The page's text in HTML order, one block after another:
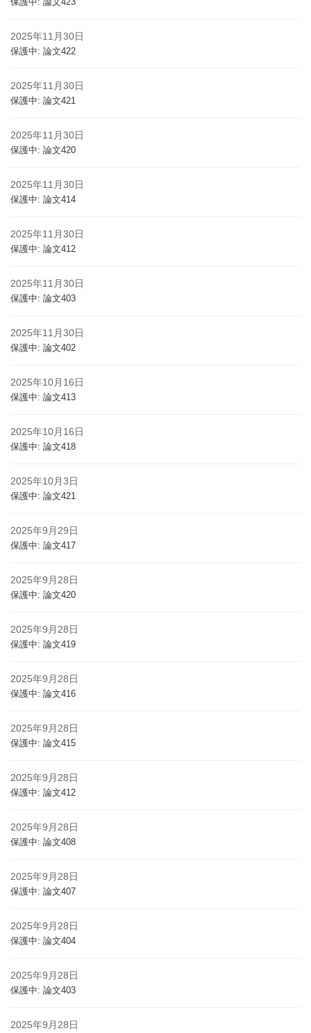
2025年11月30日
保護中: 論文422
2025年11月30日
保護中: 論文421
2025年11月30日
保護中: 論文420
2025年11月30日
保護中: 論文414
2025年11月30日
保護中: 論文412
2025年11月30日
保護中: 論文403
2025年11月30日
保護中: 論文402
2025年10月16日
保護中: 論文413
2025年10月16日
保護中: 論文418
2025年10月3日
保護中: 論文421
2025年9月29日
保護中: 論文417
2025年9月28日
保護中: 論文420
2025年9月28日
保護中: 論文419
2025年9月28日
保護中: 論文416
2025年9月28日
保護中: 論文415
2025年9月28日
保護中: 論文412
2025年9月28日
保護中: 論文408
2025年9月28日
保護中: 論文407
2025年9月28日
保護中: 論文404
2025年9月28日
保護中: 論文403
2025年9月28日